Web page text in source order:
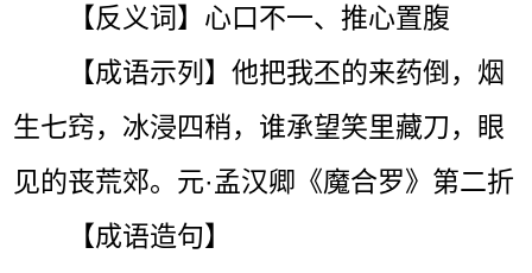
【反义词】心口不一、推心置腹
【成语示列】他把我丕的来药倒，烟
生七窍，冰浸四稍，谁承望笑里藏刀，眼
见的丧荒郊。元·孟汉卿《魔合罗》第二折
【成语造句】